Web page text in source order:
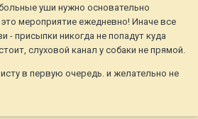
уши нужно основательно
мероприятие ежедневно! Иначе все
- присыпки никогда не попадут куда
слуховой канал у собаки не прямой.
в первую очередь. и желательно не